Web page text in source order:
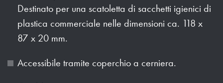
Destinato per una scatoletta di sacchetti igienici di
plastica commerciale nelle dimensioni ca. 118 x
87 x 20 mm.
Accessibile tramite coperchio a cerniera.